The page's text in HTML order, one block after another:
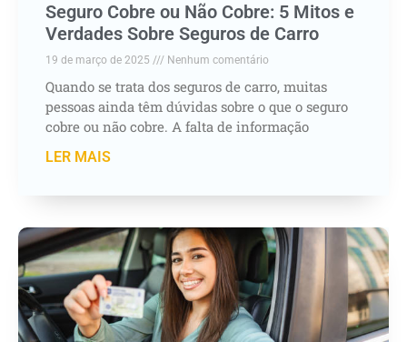
Seguro Cobre ou Não Cobre: 5 Mitos e
Verdades Sobre Seguros de Carro
19 de março de 2025 Nenhum comentário
Quando se trata dos seguros de carro, muitas
pessoas ainda têm dúvidas sobre o que o seguro
cobre ou não cobre. A falta de informação
LER MAIS